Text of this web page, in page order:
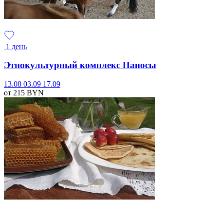
1 день
Этнокультурный комплекс Наносы
13.08 03.09 17.09
от 215 BYN